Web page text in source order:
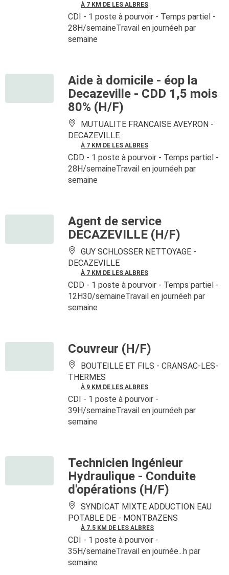
À 7 KM DE LES ALBRES
CDI - 1 poste à pourvoir - Temps partiel -
28H/semaineTravail en journéeh par
semaine
Aide à domicile - éop la
Decazeville - CDD 1,5 mois
80% (H/F)
MUTUALITE FRANCAISE AVEYRON -
DECAZEVILLE
À 7 KM DE LES ALBRES
CDD - 1 poste à pourvoir - Temps partiel -
28H/semaineTravail en journéeh par
semaine
Agent de service
DECAZEVILLE (H/F)
GUY SCHLOSSER NETTOYAGE -
DECAZEVILLE
À 7 KM DE LES ALBRES
CDD - 1 poste à pourvoir - Temps partiel -
12H30/semaineTravail en journéeh par
semaine
Couvreur (H/F)
BOUTEILLE ET FILS - CRANSAC-LES-
THERMES
À 9 KM DE LES ALBRES
CDI - 1 poste à pourvoir -
39H/semaineTravail en journéeh par
semaine
Technicien Ingénieur
Hydraulique - Conduite
d'opérations (H/F)
SYNDICAT MIXTE ADDUCTION EAU
POTABLE DE - MONTBAZENS
À 7.5 KM DE LES ALBRES
CDI - 1 poste à pourvoir -
35H/semaineTravail en journée...h par
semaine